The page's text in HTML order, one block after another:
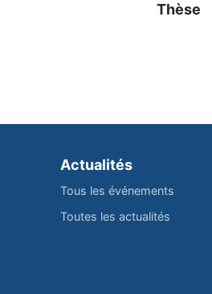
Thèse
Actualités
Tous les événements
Toutes les actualités